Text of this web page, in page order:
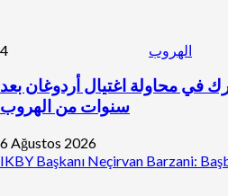
الهروب 4
في محاولة اغتيال أردوغان بعد
سنوات من الهروب
6 Ağustos 2026
IKBY Başkanı Neçirvan Barzani: